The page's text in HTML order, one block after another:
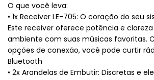
O que você leva:
• 1x Receiver LE-705: O coração do seu
Este receiver oferece potência e
ambiente com suas músicas favoritas.
opções de conexão, você pode curtir
Bluetooth
• 2x Arandelas de Embutir: Discretas e